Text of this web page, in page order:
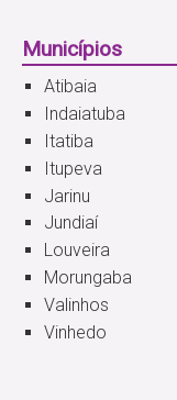
Municípios
Atibaia
Indaiatuba
Itatiba
Itupeva
Jarinu
Jundiaí
Louveira
Morungaba
Valinhos
Vinhedo